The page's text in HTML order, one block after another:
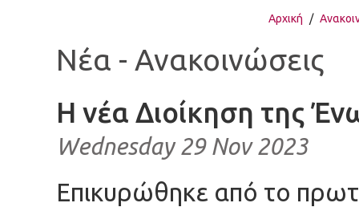
Αρχική /
Νέα - Ανακοινώσεις
Η νέα Διοίκηση της
Wednesday 29 Nov 2023
Επικυρώθηκε από το